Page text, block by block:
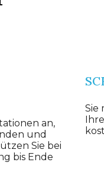
an,
und
Sie bei
bis Ende
Sie